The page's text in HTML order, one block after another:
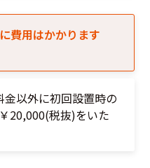
費用はかかります
以外に初回設置時の
20,000(税抜)をいた